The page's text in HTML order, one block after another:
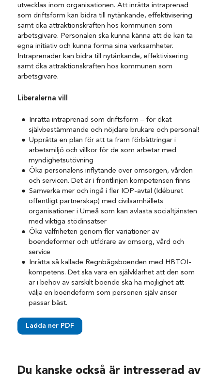
utvecklas inom organisationen. Att inrätta intraprenad
som driftsform kan bidra till nytänkande, effektivisering
samt öka attraktionskraften hos kommunen som
arbetsgivare. Personalen ska kunna känna att de kan ta
egna initiativ och kunna forma sina verksamheter.
Intraprenader kan bidra till nytänkande, effektivisering
samt öka attraktionskraften hos kommunen som
arbetsgivare.
Liberalerna vill
Inrätta intraprenad som driftsform – för ökat
självbestämmande och nöjdare brukare och personal!
Upprätta en plan för att ta fram förbättringar i
arbetsmiljö och villkor för de som arbetar med
myndighetsutövning
Öka personalens inflytande över omsorgen, vården
och servicen. Det är i frontlinjen kompetensen finns
Samverka mer och ingå i fler IOP-avtal (Idéburet
offentligt partnerskap) med civilsamhällets
organisationer i Umeå som kan avlasta socialtjänsten
med viktiga stödinsatser
Öka valfriheten genom fler variationer av
boendeformer och utförare av omsorg, vård och
service
Inrätta så kallade Regnbågsboenden med HBTQI-
kompetens. Det ska vara en självklarhet att den som
är i behov av särskilt boende ska ha möjlighet att
välja en boendeform som personen själv anser
passar bäst.
Ladda ner PDF
Du kanske också är intresserad av